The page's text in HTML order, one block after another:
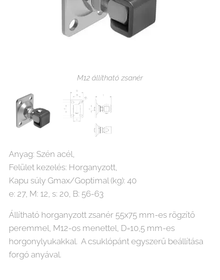
M12 állítható zsanér
Anyag: Szén acél,
Felület kezelés: Horganyzott,
Kapu súly Gmax/Goptimal (kg): 40
e: 27, M: 12, s: 20, B: 56-63
Állítható horganyzott zsanér 55x75 mm-es rögzítő
peremmel, M12-os menettel, D=10,5 mm-es
horgonylyukakkal. A csuklópánt egyszerű beállítása
forgó anyával.